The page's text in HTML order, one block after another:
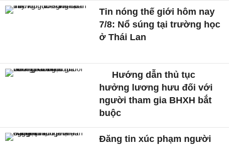
Tin nóng thế giới hôm nay
7/8: Nổ súng tại trường học
ở Thái Lan
Hướng dẫn thủ tục
hưởng lương hưu đối với
người tham gia BHXH bắt
buộc
Đăng tin xúc phạm người